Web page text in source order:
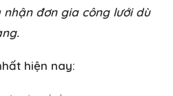
nhận đơn gia công lưới dù
hiện nay: